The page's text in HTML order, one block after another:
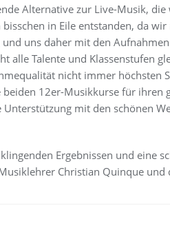
Alternative zur Live-Musik,
bisschen in Eile entstanden, da
uns daher mit den
alle Talente und Klassenstufen
nicht immer höchsten
beiden 12er-Musikkurse für ihren
Unterstützung mit den schönen
Ergebnissen und eine
Christian Quinque und